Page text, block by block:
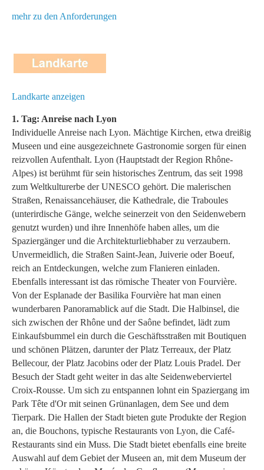
mehr zu den Anforderungen
Landkarte anzeigen
1. Tag: Anreise nach Lyon
Individuelle Anreise nach Lyon. Mächtige Kirchen, etwa dreißig
Museen und eine ausgezeichnete Gastronomie sorgen für einen
reizvollen Aufenthalt. Lyon (Hauptstadt der Region Rhône-
Alpes) ist berühmt für sein historisches Zentrum, das seit 1998
zum Weltkulturerbe der UNESCO gehört. Die malerischen
Straßen, Renaissancehäuser, die Kathedrale, die Traboules
(unterirdische Gänge, welche seinerzeit von den Seidenwebern
genutzt wurden) und ihre Innenhöfe haben alles, um die
Spaziergänger und die Architekturliebhaber zu verzaubern.
Unvermeidlich, die Straßen Saint-Jean, Juiverie oder Boeuf,
reich an Entdeckungen, welche zum Flanieren einladen.
Ebenfalls interessant ist das römische Theater von Fourvière.
Von der Esplanade der Basilika Fourvière hat man einen
wunderbaren Panoramablick auf die Stadt. Die Halbinsel, die
sich zwischen der Rhône und der Saône befindet, lädt zum
Einkaufsbummel ein durch die Geschäftsstraßen mit Boutiquen
und schönen Plätzen, darunter der Platz Terreaux, der Platz
Bellecour, der Platz Jacobins oder der Platz Louis Pradel. Der
Besuch der Stadt geht weiter in das alte Seidenweberviertel
Croix-Rousse. Um sich zu entspannen lohnt ein Spaziergang im
Park Tête d'Or mit seinen Grünanlagen, dem See und dem
Tierpark. Die Hallen der Stadt bieten gute Produkte der Region
an, die Bouchons, typische Restaurants von Lyon, die Café-
Restaurants sind ein Muss. Die Stadt bietet ebenfalls eine breite
Auswahl auf dem Gebiet der Museen an, mit dem Museum der